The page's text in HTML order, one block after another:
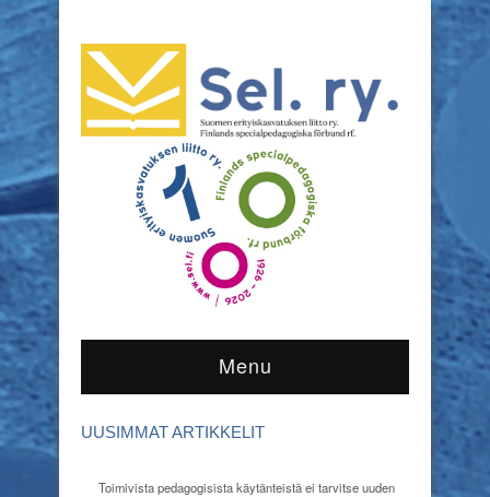
Menu
UUSIMMAT ARTIKKELIT
Toimivista pedagogisista käytänteistä ei tarvitse uuden